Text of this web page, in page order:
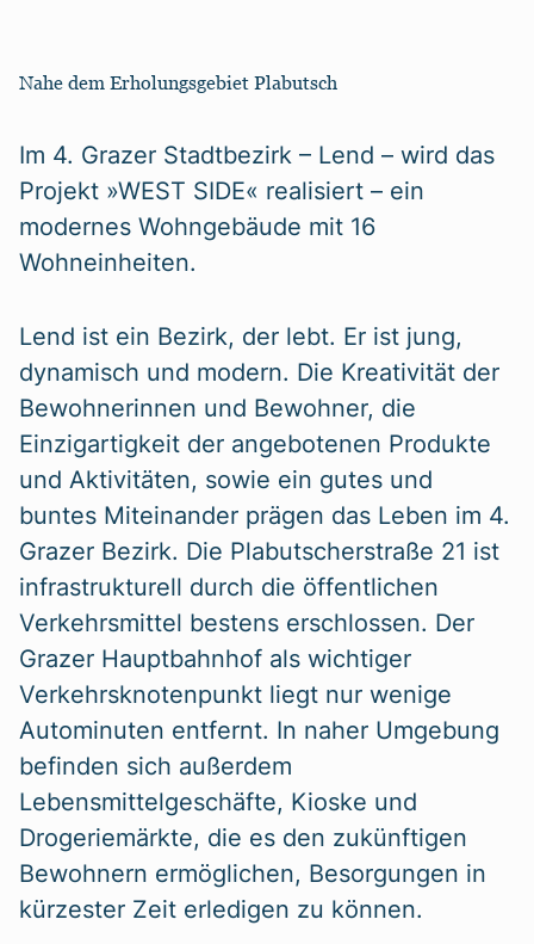
Nahe dem Erholungsgebiet Plabutsch
Im 4. Grazer Stadtbezirk – Lend – wird das
Projekt »WEST SIDE« realisiert – ein
modernes Wohngebäude mit 16
Wohneinheiten.
Lend ist ein Bezirk, der lebt. Er ist jung,
dynamisch und modern. Die Kreativität der
Bewohnerinnen und Bewohner, die
Einzigartigkeit der angebotenen Produkte
und Aktivitäten, sowie ein gutes und
buntes Miteinander prägen das Leben im 4.
Grazer Bezirk. Die Plabutscherstraße 21 ist
infrastrukturell durch die öffentlichen
Verkehrsmittel bestens erschlossen. Der
Grazer Hauptbahnhof als wichtiger
Verkehrsknotenpunkt liegt nur wenige
Autominuten entfernt. In naher Umgebung
befinden sich außerdem
Lebensmittelgeschäfte, Kioske und
Drogeriemärkte, die es den zukünftigen
Bewohnern ermöglichen, Besorgungen in
kürzester Zeit erledigen zu können.